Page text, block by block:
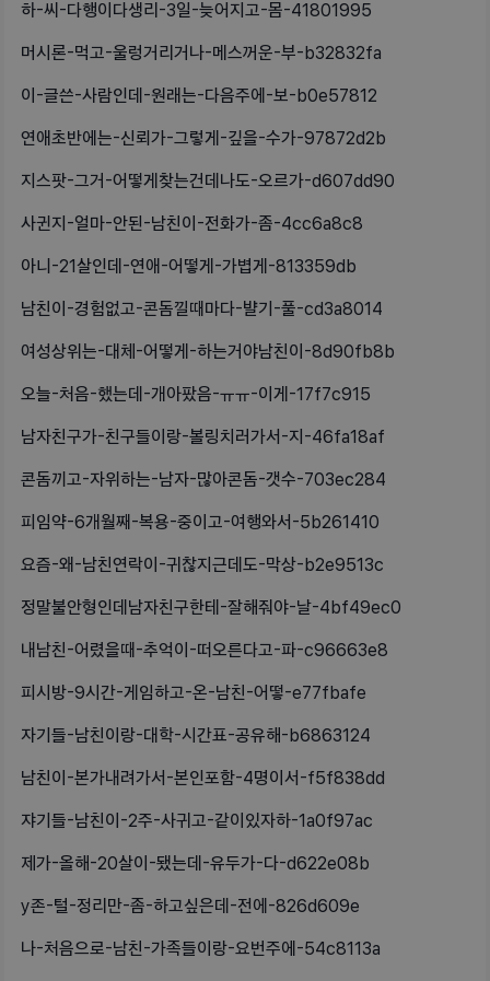
하-씨-다행이다생리-3일-늦어지고-몸-41801995
머시론-먹고-울렁거리거나-메스꺼운-부-b32832fa
이-글쓴-사람인데-원래는-다음주에-보-b0e57812
연애초반에는-신뢰가-그렇게-깊을-수가-97872d2b
지스팟-그거-어떻게찾는건데나도-오르가-d607dd90
사귄지-얼마-안된-남친이-전화가-좀-4cc6a8c8
아니-21살인데-연애-어떻게-가볍게-813359db
남친이-경험없고-콘돔낄때마다-뱔기-풀-cd3a8014
여성상위는-대체-어떻게-하는거야남친이-8d90fb8b
오늘-처음-했는데-개아팠음-ㅠㅠ-이게-17f7c915
남자친구가-친구들이랑-볼링치러가서-지-46fa18af
콘돔끼고-자위하는-남자-많아콘돔-갯수-703ec284
피임약-6개월째-복용-중이고-여행와서-5b261410
요즘-왜-남친연락이-귀찮지근데도-막상-b2e9513c
정말불안형인데남자친구한테-잘해줘야-날-4bf49ec0
내남친-어렸을때-추억이-떠오른다고-파-c96663e8
피시방-9시간-게임하고-온-남친-어떻-e77fbafe
자기들-남친이랑-대학-시간표-공유해-b6863124
남친이-본가내려가서-본인포함-4명이서-f5f838dd
쟈기들-남친이-2주-사귀고-같이있자하-1a0f97ac
제가-올해-20살이-됐는데-유두가-다-d622e08b
y존-털-정리만-좀-하고싶은데-전에-826d609e
나-처음으로-남친-가족들이랑-요번주에-54c8113a